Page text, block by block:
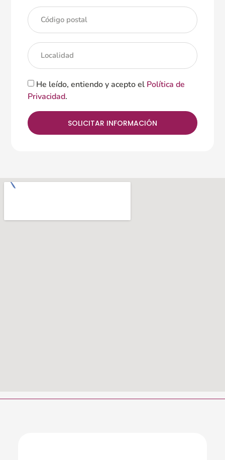
He leído, entiendo y acepto el Política de
Privacidad.
SOLICITAR INFORMACIÓN